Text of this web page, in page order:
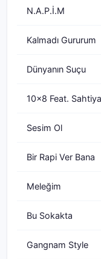
N.A.P.İ.M
Kalmadı Gururum
Dünyanın Suçu
10x8 Feat.
Sesim Ol
Bir Rapi Ver Bana
Meleğim
Bu Sokakta
Gangnam Style